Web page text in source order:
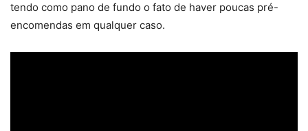
tendo como pano de fundo o fato de haver poucas pré-
encomendas em qualquer caso.